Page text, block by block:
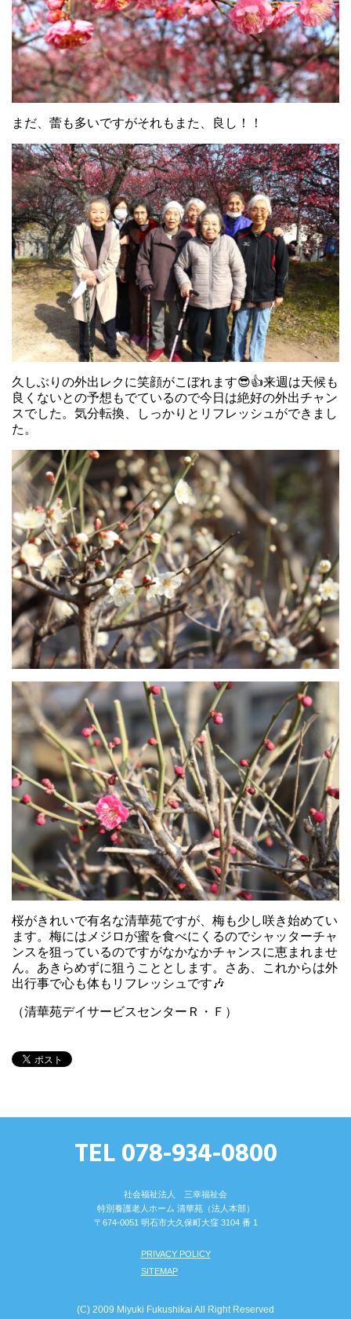
まだ、蕾も多いですがそれもまた、良し！！
久しぶりの外出レクに笑顔がこぼれます😎👍来週は天候も
良くないとの予想もでているので今日は絶好の外出チャン
スでした。気分転換、しっかりとリフレッシュができまし
た。
桜がきれいで有名な清華苑ですが、梅も少し咲き始めてい
ます。梅にはメジロが蜜を食べにくるのでシャッターチャ
ンスを狙っているのですがなかなかチャンスに恵まれませ
ん。あきらめずに狙うこととします。さあ、これからは外
出行事で心も体もリフレッシュです🎶
（清華苑デイサービスセンターＲ・Ｆ）
TEL 078-934-0800
社会福祉法人 三幸福祉会
特別養護⽼⼈ホーム 清華苑（法⼈本部）
〒674-0051 明⽯市⼤久保町⼤窪 3104 番 1
PRIVACY POLICY
SITEMAP
(C) 2009 Miyuki Fukushikai All Right Reserved